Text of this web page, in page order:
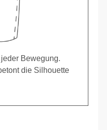
Bewegung.
die Silhouette